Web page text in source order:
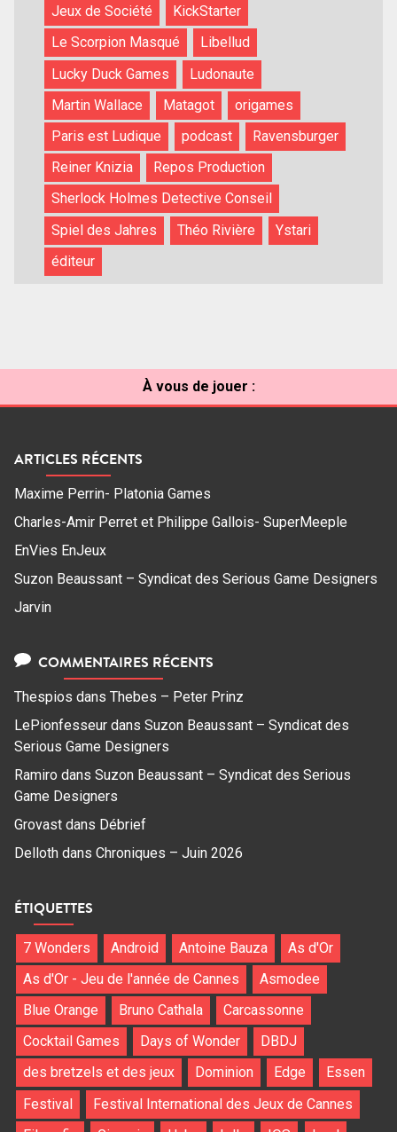
Jeux de Société
KickStarter
Le Scorpion Masqué
Libellud
Lucky Duck Games
Ludonaute
Martin Wallace
Matagot
origames
Paris est Ludique
podcast
Ravensburger
Reiner Knizia
Repos Production
Sherlock Holmes Detective Conseil
Spiel des Jahres
Théo Rivière
Ystari
éditeur
À vous de jouer :
ARTICLES RÉCENTS
Maxime Perrin- Platonia Games
Charles-Amir Perret et Philippe Gallois- SuperMeeple
EnVies EnJeux
Suzon Beaussant – Syndicat des Serious Game Designers
Jarvin
COMMENTAIRES RÉCENTS
Thespios dans Thebes – Peter Prinz
LePionfesseur dans Suzon Beaussant – Syndicat des
Serious Game Designers
Ramiro dans Suzon Beaussant – Syndicat des Serious
Game Designers
Grovast dans Débrief
Delloth dans Chroniques – Juin 2026
ÉTIQUETTES
7 Wonders Android Antoine Bauza
As d'Or
As d'Or - Jeu de l'année de Cannes
Asmodee
Blue Orange
Bruno Cathala
Carcassonne
Cocktail Games
Days of Wonder
DBDJ
des bretzels et des jeux
Dominion Edge
Essen
Festival
Festival International des Jeux de Cannes